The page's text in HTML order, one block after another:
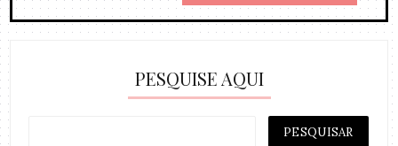
PESQUISE AQUI